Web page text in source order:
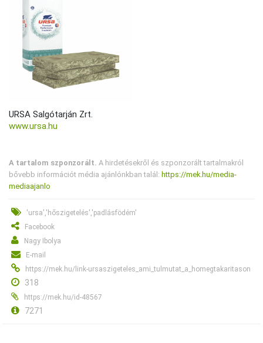
URSA Salgótarján Zrt.
www.ursa.hu
A tartalom szponzorált. A hirdetésekről és szponzorált tartalmakról
bővebb információt média ajánlónkban talál: https://mek.hu/media-
mediaajanlo
'ursa','hőszigetelés','padlásfödém'
Facebook
Nagy Ibolya
E-mail
https://mek.hu/link-ursaszigeteles_ami_tulmutat_a_homegtakaritason
318
https://mek.hu/id-48567
7271